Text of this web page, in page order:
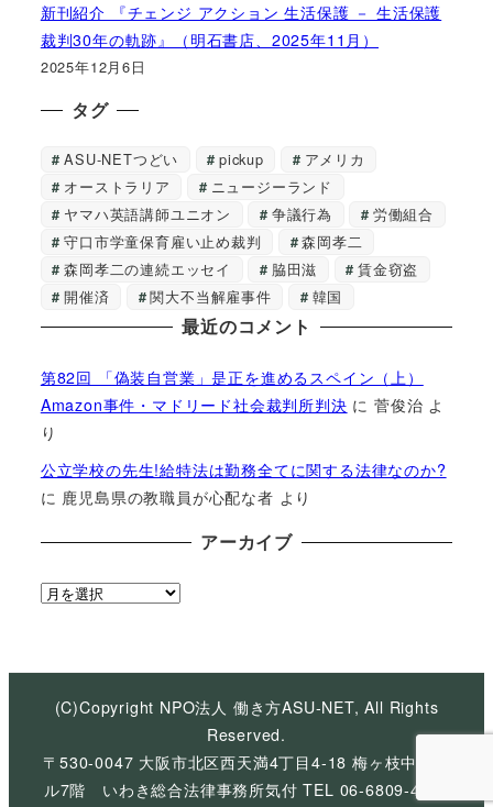
新刊紹介 『チェンジ アクション 生活保護 － 生活保護
裁判30年の軌跡』（明石書店、2025年11月）
2025年12月6日
タグ
ASU-NETつどい pickup
アメリカ
オーストラリア
ニュージーランド
ヤマハ英語講師ユニオン
争議行為
労働組合
守口市学童保育雇い止め裁判
森岡孝二
森岡孝二の連続エッセイ
脇田滋
賃金窃盗
開催済
関大不当解雇事件 韓国
最近のコメント
第82回 「偽装自営業」是正を進めるスペイン（上）
Amazon事件・マドリード社会裁判所判決 に菅俊治 よ
り
公立学校の先生!給特法は勤務全てに関する法律なのか?
に 鹿児島県の教職員が心配な者 より
アーカイブ
ア
イ
(C)Copyright NPO法人 働き方ASU-NET, All Rights
Reserved.
〒530-0047 大阪市北区西天満4丁目4-18 梅ヶ枝中央ビ
ル7階 いわき総合法律事務所気付 TEL 06-6809-4926